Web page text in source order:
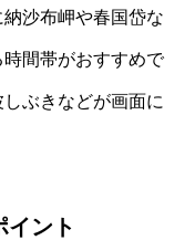
沙布岬や春国岱な
間帯がおすすめで
ぶきなどが画面に
イント